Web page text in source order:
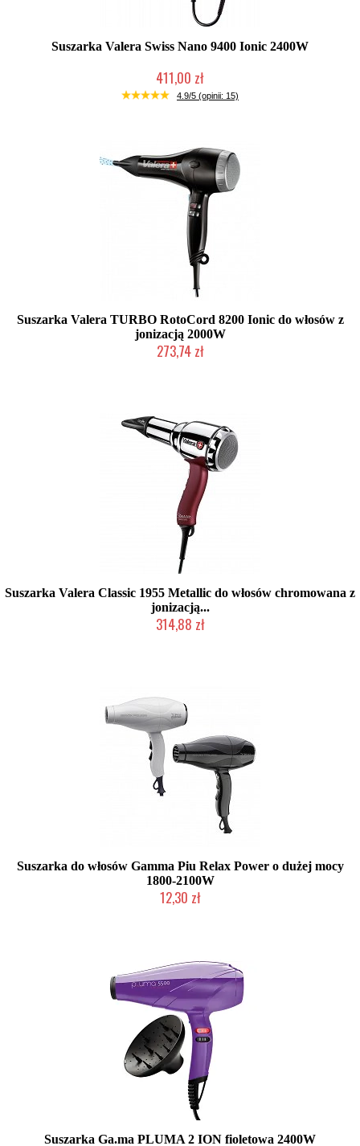
Suszarka Valera Swiss Nano 9400 Ionic 2400W
411,00 zł
Produkt wycofany
4.9/5 (opinii: 15)
Suszarka Valera TURBO RotoCord 8200 Ionic do włosów z
jonizacją 2000W
273,74 zł
Suszarka Valera Classic 1955 Metallic do włosów chromowana z
jonizacją...
314,88 zł
Suszarka do włosów Gamma Piu Relax Power o dużej mocy
1800-2100W
12,30 zł
Suszarka Ga.ma PLUMA 2 ION fioletowa 2400W